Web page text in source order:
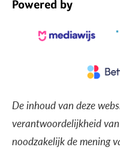
Powered by
De inhoud van deze
verantwoordelijkheid
noodzakelijk de mening